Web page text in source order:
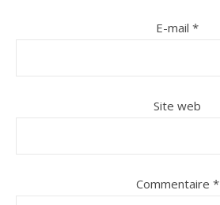
E-mail *
Site web
Commentaire *